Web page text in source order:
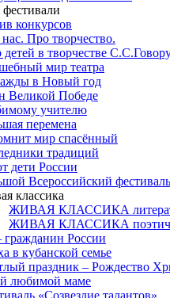
конкурсов
Про творчество.
в творчестве
мир театра
в Новый год
Великой Победе
учителю
перемена
мир спасённый
традиций
дети России
Всероссийский фестиваль
классика
ЖИВАЯ КЛАССИКА
ЖИВАЯ КЛАССИКА
России
в кубанской семье
праздник – Рождество
любимой маме
«Созвездие талантов»